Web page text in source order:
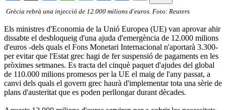
Grècia rebrà una injecció de 12.000 milions d'euros. Foto: Reuters
Els ministres d'Economia de la Unió Europea (UE) van aprovar ahir
dissabte el desbloqueig d'una ajuda d'emergència de 12.000 milions
d'euros -dels quals el Fons Monetari Internacional n'aportarà 3.300-
per evitar que l'Estat grec hagi de fer suspensió de pagaments en les
pròximes setmanes. Es tracta del cinquè paquet d'ajudes del global
de 110.000 milions promesos per la UE el maig de l'any passat, a
canvi dels quals el govern grec haurà d'implementar tota una sèrie de
plans d'austeritat que es poden perllongar durant dècades.